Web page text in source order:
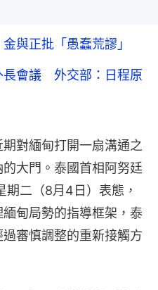
與正批「愚蠢荒謬」
長會議 外交部：日程原
對緬甸打開一扇溝通之
大門。泰國首相阿努廷
期二（8月4日）表態，
緬甸局勢的指導框架，泰
審慎調整的重新接觸方